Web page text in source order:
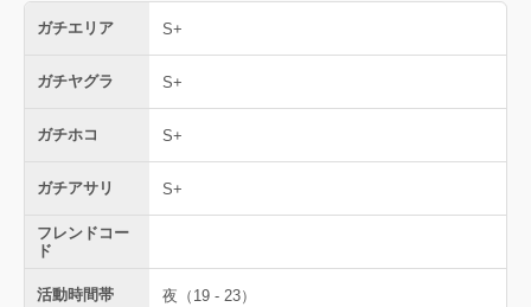
ガチエリア S+
ガチヤグラ S+
ガチホコ S+
ガチアサリ S+
フレンドコー
ド
活動時間帯 夜（19 - 23）